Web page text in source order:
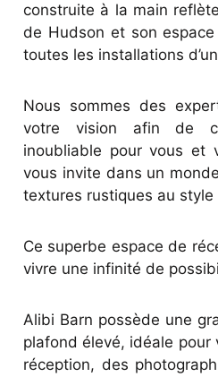
construite à la main
de Hudson et son
toutes les installations
Nous sommes des
votre vision afin de
inoubliable pour vous et
vous invite dans un
textures rustiques au style
Ce superbe espace de
vivre une infinité de
Alibi Barn possède une
plafond élevé, idéale pour
réception, des